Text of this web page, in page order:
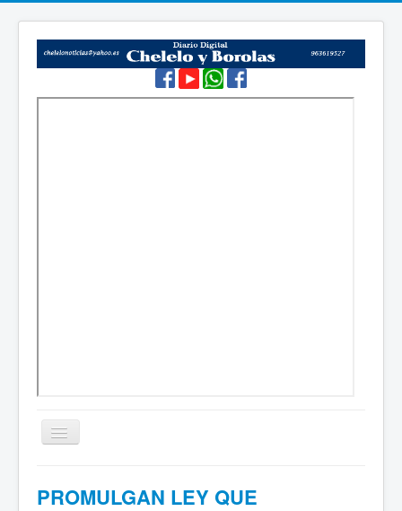
Cambiar
navegación
Sociales
PROMULGAN LEY QUE